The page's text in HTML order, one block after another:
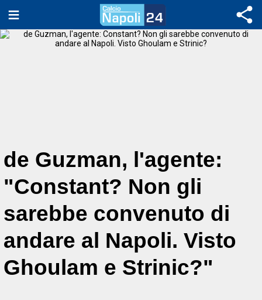
de Guzman, l'agente:
"Constant? Non gli
sarebbe convenuto di
andare al Napoli. Visto
Ghoulam e Strinic?"